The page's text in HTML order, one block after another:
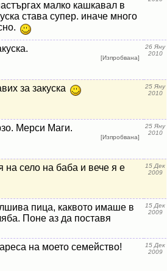
малко кашкавал в
става супер. иначе много
[Изпробвана]
26 Яну
2010
за закуска
25 Яну
2010
Мерси Маги.
[Изпробвана]
25 Яну
2010
на село на баба и вече я е
15 Дек
2009
пица, каквото имаше в
Поне аз да поставя
15 Дек
2009
на моето семейство!
15 Дек
2009